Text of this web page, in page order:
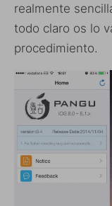
realmente
todo claro os lo
procedimiento.